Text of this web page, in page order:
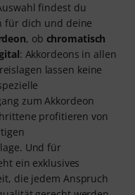
findest du
für dich und deine
, ob chromatisch
: Akkordeons in allen
lassen keine
zum Akkordeon
profitieren von
Und für
ein exklusives
die jedem Anspruch